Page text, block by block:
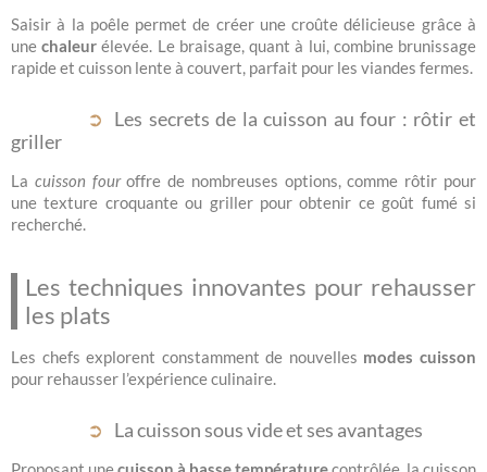
Saisir à la poêle permet de créer une croûte délicieuse grâce à
unechaleur élevée. Le braisage, quant à lui, combine brunissage
rapide et cuisson lente à couvert, parfait pour les viandes fermes.
Les secrets de la cuisson au four : rôtir et
griller
La cuisson fouroffre de nombreuses options, comme rôtir pour
une texture croquante ou griller pour obtenir ce goût fumé si
recherché.
Les techniques innovantes pour rehausser
les plats
Les chefs explorent constamment de nouvelles modes cuisson
pour rehausser l’expérience culinaire.
La cuisson sous vide et ses avantages